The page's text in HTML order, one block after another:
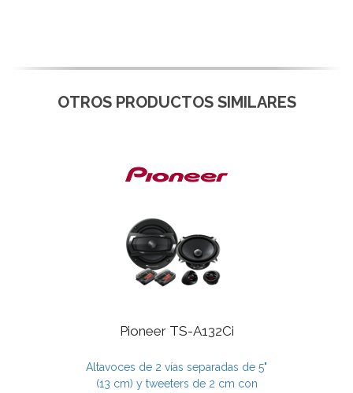
OTROS PRODUCTOS SIMILARES
Pioneer TS-A132Ci
Altavoces de 2 vías separadas de 5"
(13 cm) y tweeters de 2 cm con